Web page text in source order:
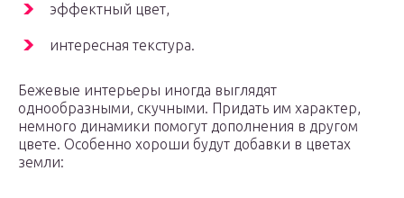
эффектный цвет,
интересная текстура.
Бежевые интерьеры иногда выглядят
однообразными, скучными. Придать им характер,
немного динамики помогут дополнения в другом
цвете. Особенно хороши будут добавки в цветах
земли: